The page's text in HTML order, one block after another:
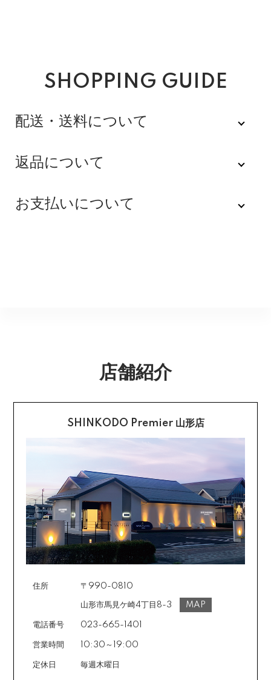
SHOPPING GUIDE
配送・送料について
佐川急便
全品送料無料にてお届けいたします。
※配達時間を指定できない地域（郡部以下は時間指定不
配送・送料の詳細はこちら
返品について
不良品
不良品に該当する場合は当方で負担いたします。返送希
知らせいたしますので、その後着払いでお送りくださ
返品の詳細はこちら
お支払いについて
カード不要の分割払い 【無金利で最大
60回分割】
《ショッピングクレジット》
ご注文受付メールにあわせて、お手続き用のURLをEメ
ールまたはショートメールにてお送りいたします。必要
事項をご入力の上、お手続きをお願いいたします。分割
回数は基本的に10～60回の中からお選びいただきま
場合によっては2～6回も可能ですのでご希望のお客様は
ご注文時に備考欄でお知らせください。※ショッピングク
店舗紹介
SHINKODO Premier 山形店
住所 〒990-0810
山形市馬見ケ崎4丁目8-3 MAP
電話番号 023-665-1401
営業時間 10:30～19:00
定休日 毎週木曜日